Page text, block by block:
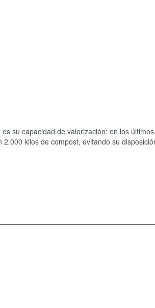
su capacidad de valorización: en los
kilos de compost, evitando su